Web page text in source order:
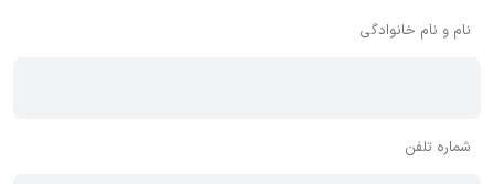
نام و نام خانوادگی
شماره تلفن